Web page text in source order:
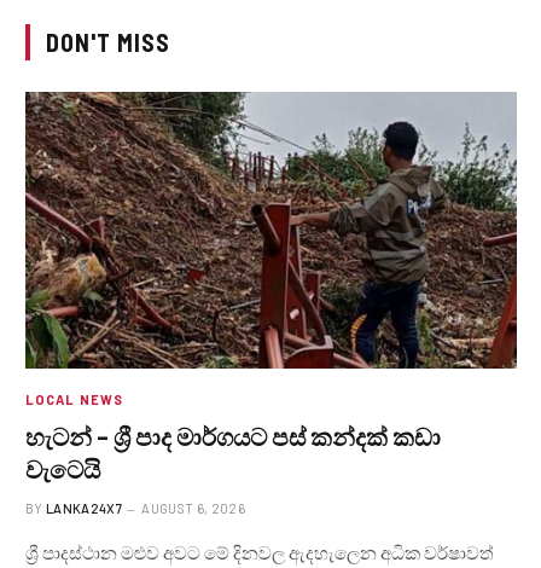
DON'T MISS
LOCAL NEWS
හැටන් – ශ්‍රී පාද මාර්ගයට පස් කන්දක් කඩා
වැටෙයි
BY LANKA24X7 AUGUST 6, 2026
ශ්‍රී පාදස්ථාන මළුව අවට මේ දිනවල ඇදහැලෙන අධික වර්ෂාවත්